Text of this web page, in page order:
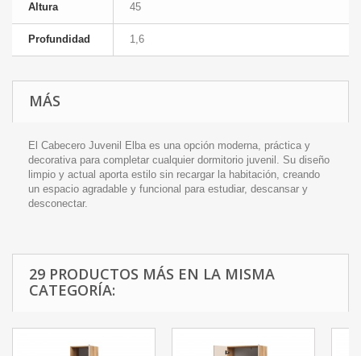
Altura 45
Profundidad 1,6
MÁS
El Cabecero Juvenil Elba es una opción moderna, práctica y
decorativa para completar cualquier dormitorio juvenil. Su diseño
limpio y actual aporta estilo sin recargar la habitación, creando
un espacio agradable y funcional para estudiar, descansar y
desconectar.
29 PRODUCTOS MÁS EN LA MISMA
CATEGORÍA: